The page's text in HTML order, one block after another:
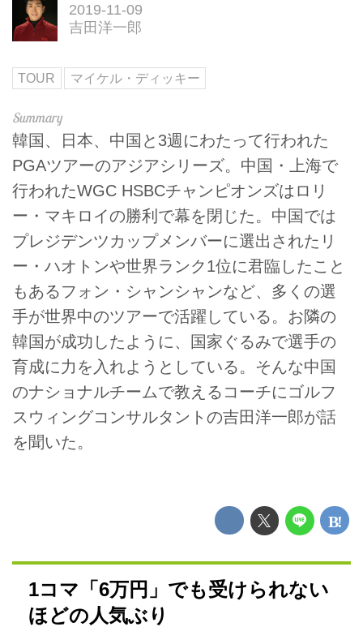
2019-11-09
吉田洋一郎
TOUR マイケル・ディッキー
韓国、日本、中国と3週にわたって行われた
PGAツアーのアジアシリーズ。中国・上海で
行われたWGC HSBCチャンピオンズはロリ
ー・マキロイの勝利で幕を閉じた。中国では
プレジデンツカップメンバーに選出されたリ
ー・ハオトンや世界ランク1位に君臨したこと
もあるフォン・シャンシャンなど、多くの選
手が世界中のツアーで活躍している。お隣の
韓国が成功したように、国家ぐるみで選手の
育成に力を入れようとしている。そんな中国
のナショナルチームで教えるコーチにゴルフ
スウィングコンサルタントの吉田洋一郎が話
を聞いた。
1コマ「6万円」でも受けられない
ほどの人気ぶり